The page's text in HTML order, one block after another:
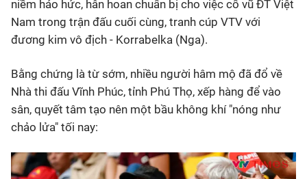
niềm háo hức, hân hoan chuẩn bị cho việc cổ vũ ĐT Việt
Nam trong trận đấu cuối cùng, tranh cúp VTV với
đương kim vô địch - Korrabelka (Nga).
Bằng chứng là từ sớm, nhiều người hâm mộ đã đổ về
Nhà thi đấu Vĩnh Phúc, tỉnh Phú Thọ, xếp hàng để vào
sân, quyết tâm tạo nên một bầu không khí "nóng như
chảo lửa" tối nay: